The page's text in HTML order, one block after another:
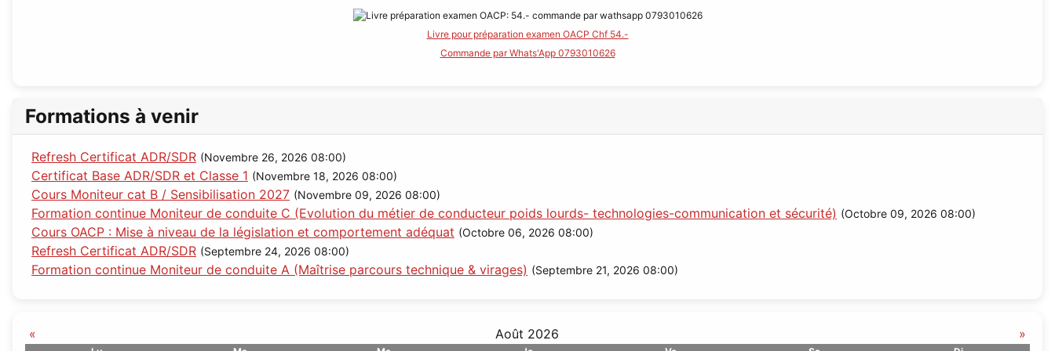
Livre pour préparation examen OACP Chf 54.-
Commande par Whats'App 0793010626
Formations à venir
Refresh Certificat ADR/SDR (Novembre 26, 2026 08:00)
Certificat Base ADR/SDR et Classe 1 (Novembre 18, 2026 08:00)
Cours Moniteur cat B / Sensibilisation 2027 (Novembre 09, 2026 08:00)
Formation continue Moniteur de conduite C (Evolution du métier de conducteur poids lourds- technologies-communication et sécurité) (Octobre 09, 2026 08:00)
Cours OACP : Mise à niveau de la législation et comportement adéquat (Octobre 06, 2026 08:00)
Refresh Certificat ADR/SDR (Septembre 24, 2026 08:00)
Formation continue Moniteur de conduite A (Maîtrise parcours technique & virages) (Septembre 21, 2026 08:00)
« Août 2026 »